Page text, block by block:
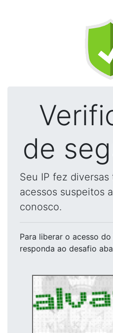
de
Seu IP fez
acessos suspeitos
conosco.
Para liberar o acesso do
responda ao desafio